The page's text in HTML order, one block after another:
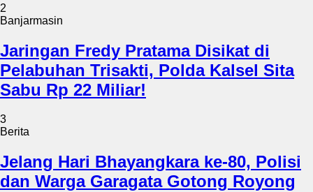
2
Banjarmasin
Jaringan Fredy Pratama Disikat di
Pelabuhan Trisakti, Polda Kalsel Sita
Sabu Rp 22 Miliar!
3
Berita
Jelang Hari Bhayangkara ke-80, Polisi
dan Warga Garagata Gotong Royong